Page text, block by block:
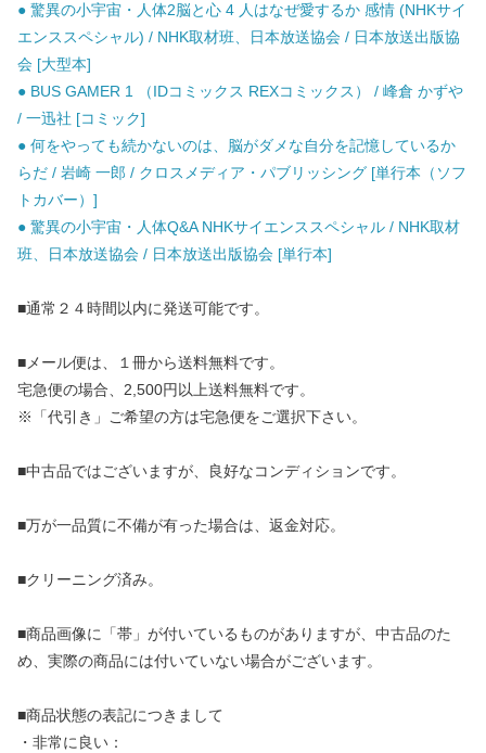
● 驚異の小宇宙・人体2脳と心 4 人はなぜ愛するか 感情 (NHKサイ
エンススペシャル) / NHK取材班、日本放送協会 / 日本放送出版協
会 [大型本]
● BUS GAMER 1 （IDコミックス REXコミックス） / 峰倉 かずや
/ 一迅社 [コミック]
● 何をやっても続かないのは、脳がダメな自分を記憶しているか
らだ / 岩崎 一郎 / クロスメディア・パブリッシング [単行本（ソフ
トカバー）]
● 驚異の小宇宙・人体Q&A NHKサイエンススペシャル / NHK取材
班、日本放送協会 / 日本放送出版協会 [単行本]
■通常２４時間以内に発送可能です。
■メール便は、１冊から送料無料です。
宅急便の場合、2,500円以上送料無料です。
※「代引き」ご希望の方は宅急便をご選択下さい。
■中古品ではございますが、良好なコンディションです。
■万が一品質に不備が有った場合は、返金対応。
■クリーニング済み。
■商品画像に「帯」が付いているものがありますが、中古品のた
め、実際の商品には付いていない場合がございます。
■商品状態の表記につきまして
・非常に良い：